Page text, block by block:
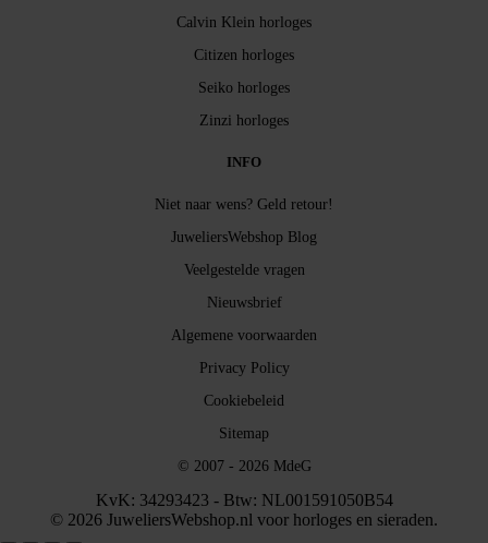
Calvin Klein horloges
Citizen horloges
Seiko horloges
Zinzi horloges
INFO
Niet naar wens? Geld retour!
JuweliersWebshop Blog
Veelgestelde vragen
Nieuwsbrief
Algemene voorwaarden
Privacy Policy
Cookiebeleid
Sitemap
© 2007 - 2026 MdeG
KvK: 34293423 - Btw: NL001591050B54
© 2026 JuweliersWebshop.nl voor horloges en sieraden.